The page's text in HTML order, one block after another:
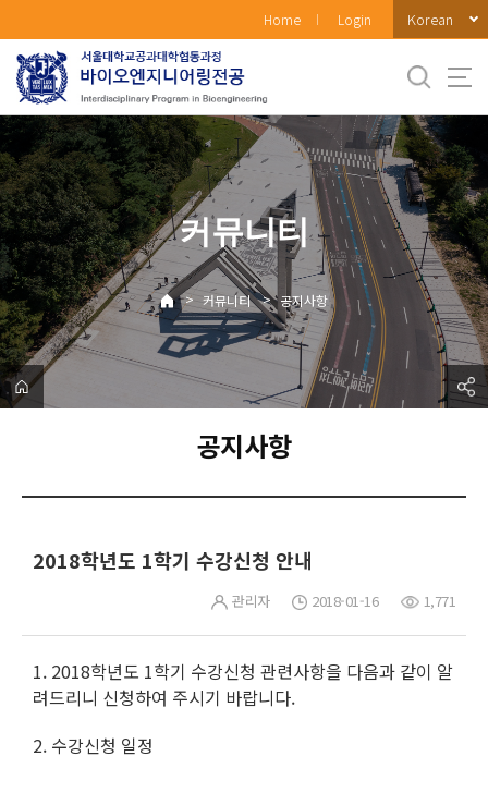
로
메
뉴
Home Login Korean
커뮤니티
> 커뮤니티 > 공지사항
공지사항
2018학년도 1학기 수강신청 안내
관리자 2018-01-16 1,771
1. 2018학년도 1학기 수강신청 관련사항을 다음과 같이 알
려드리니 신청하여 주시기 바랍니다.
2. 수강신청 일정